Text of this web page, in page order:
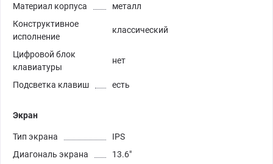
Материал корпуса
металл
Конструктивное
исполнение
классический
Цифровой блок
клавиатуры
нет
Подсветка клавиш есть
Экран
Тип экрана
IPS
Диагональ экрана
13.6"